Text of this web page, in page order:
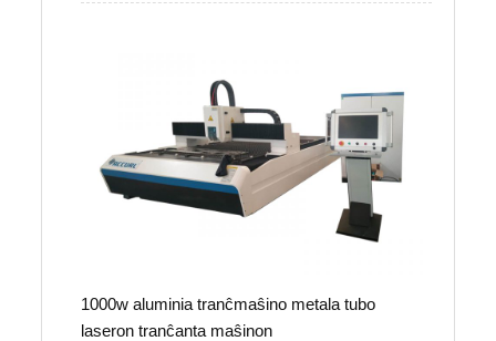
1000w aluminia tranĉmaŝino metala tubo
laseron tranĉanta maŝinon